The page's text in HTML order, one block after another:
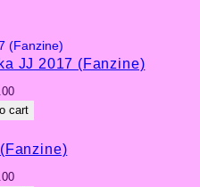
JJ 2017 (Fanzine)
cart